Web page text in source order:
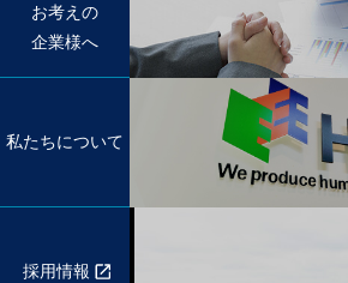
採用情報
私たちについて
お考えの
企業様へ